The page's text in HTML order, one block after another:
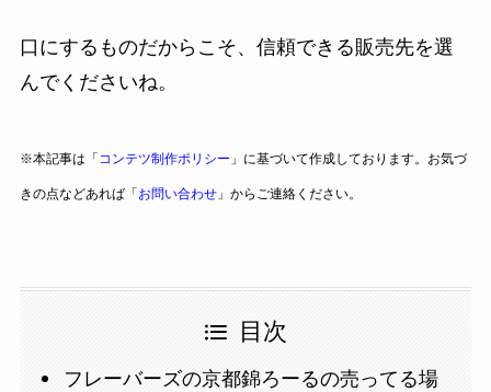
口にするものだからこそ、信頼できる販売先を選
んでくださいね。
※本記事は「 コンテツ制作ポリシー 」に基づいて作成しております。お気づ
きの点などあれば「お問い合わせ」からご連絡ください。
目次
フレーバーズの京都錦ろーるの売ってる場